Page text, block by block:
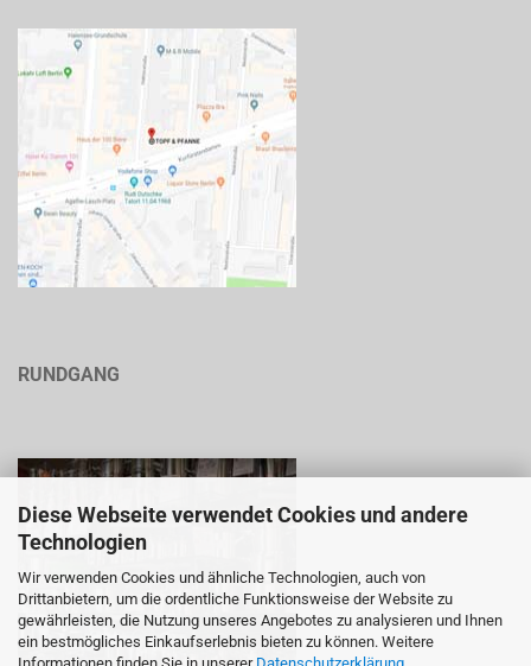
Diese Webseite verwendet Cookies und andere
Technologien
Wir verwenden Cookies und ähnliche Technologien, auch von
Drittanbietern, um die ordentliche Funktionsweise der Website zu
gewährleisten, die Nutzung unseres Angebotes zu analysieren und Ihnen
ein bestmögliches Einkaufserlebnis bieten zu können. Weitere
Informationen finden Sie in unserer Datenschutzerklärung
RUNDGANG